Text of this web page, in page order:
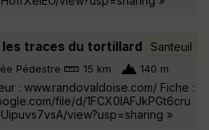
les traces du tortillard Santeuil
Pédestre 15 km 140 m
: www.randovaldoise.com/ Fiche :
file/d/1FCX0IAFJkPGt6cru
view?usp=sharing »